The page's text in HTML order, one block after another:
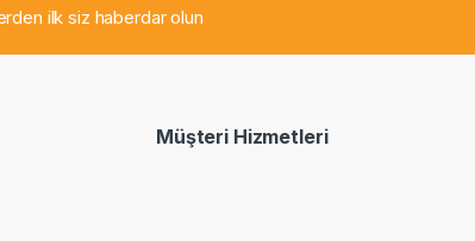
ilk siz haberdar olun
Müşteri Hizmetleri